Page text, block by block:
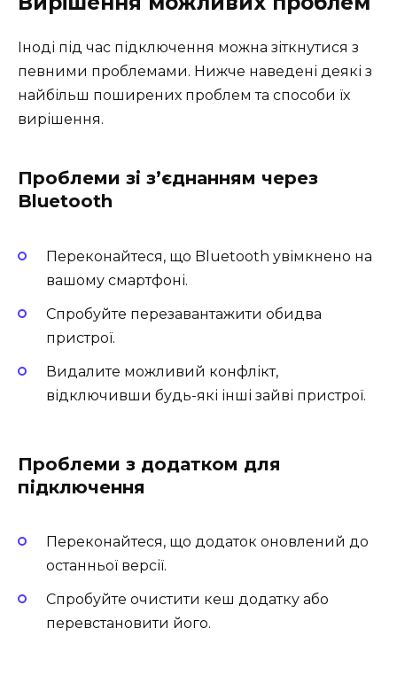
Іноді під час підключення можна зіткнутися з
певними проблемами. Нижче наведені деякі з
найбільш поширених проблем та способи їх
вирішення.
Проблеми зі з’єднанням через
Bluetooth
Переконайтеся, що Bluetooth увімкнено на
вашому смартфоні.
Спробуйте перезавантажити обидва
пристрої.
Видалите можливий конфлікт,
відключивши будь-які інші зайві пристрої.
Проблеми з додатком для
підключення
Переконайтеся, що додаток оновлений до
останньої версії.
Спробуйте очистити кеш додатку або
перевстановити його.